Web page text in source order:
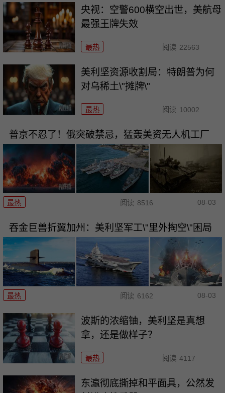
央视：空警600横空出世，美航母
最强王牌失效
最热 阅读 22563
美利坚资源收割局：特朗普为何
对乌稀土\"摊牌\"
最热 阅读 10002
普京不忍了！俄突破禁忌，猛轰美资无人机工厂
最热 阅读 8516 08-03
吞金巨兽折翼加州：美利坚军工\"里外掏空\"困局
最热 阅读 6162 08-03
波斯的浓缩铀，美利坚是真想
拿，还是做样子？
最热 阅读 4117
东瀛彻底撕掉和平面具，公然发